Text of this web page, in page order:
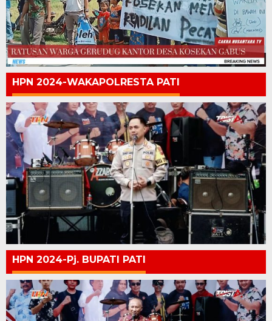
HPN 2024-WAKAPOLRESTA PATI
HPN 2024-Pj. BUPATI PATI